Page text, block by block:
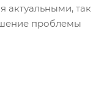
актуальными, так
проблемы